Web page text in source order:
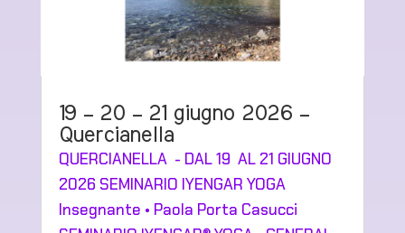
19 – 20 – 21 giugno 2026 –
Quercianella
QUERCIANELLA - DAL 19 AL 21 GIUGNO
2026 SEMINARIO IYENGAR YOGA
Insegnante • Paola Porta Casucci